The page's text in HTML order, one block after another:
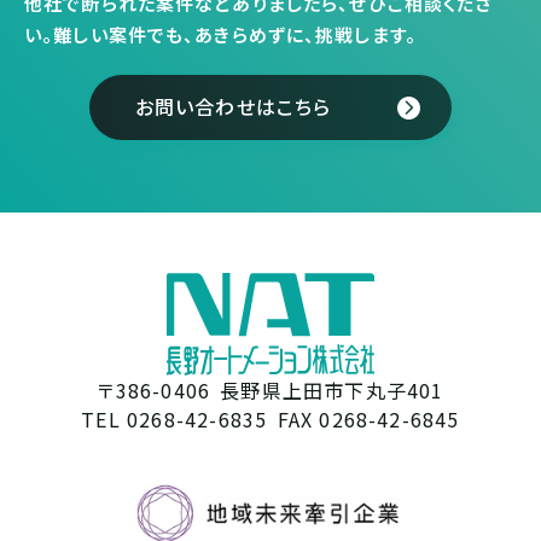
い。難しい案件でも、あきらめずに、挑戦します。
お問い合わせはこちら
〒386-0406 長野県上田市下丸子401
TEL 0268-42-6835 FAX 0268-42-6845